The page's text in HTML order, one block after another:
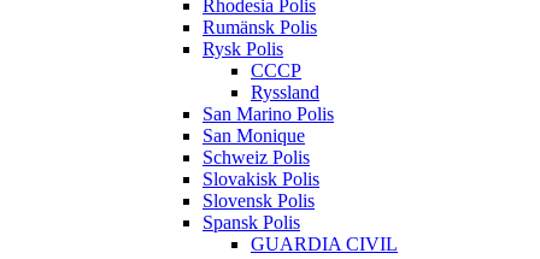
Rhodesia Polis
Rumänsk Polis
Rysk Polis
CCCP
Ryssland
San Marino Polis
San Monique
Schweiz Polis
Slovakisk Polis
Slovensk Polis
Spansk Polis
GUARDIA CIVIL